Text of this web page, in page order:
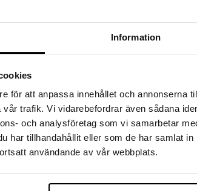
Information
för att anpassa innehållet och annonserna
trafik. Vi vidarebefordrar även sådana
och analysföretag som vi samarbetar
har tillhandahållit eller som de har samlat
användande av vår webbplats.
hinnoilla!
31.8.2026 asti mutta ole nopea -
lapsesi takut samalla kun vältät
harjakset paksulle tai kihartuvalle hiukselle.